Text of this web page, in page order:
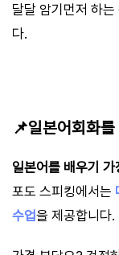
달달 암기먼저 하
다.
📌일본어회화
일본어를 배우기
포도 스피킹에서는
수업을 제공합니다.